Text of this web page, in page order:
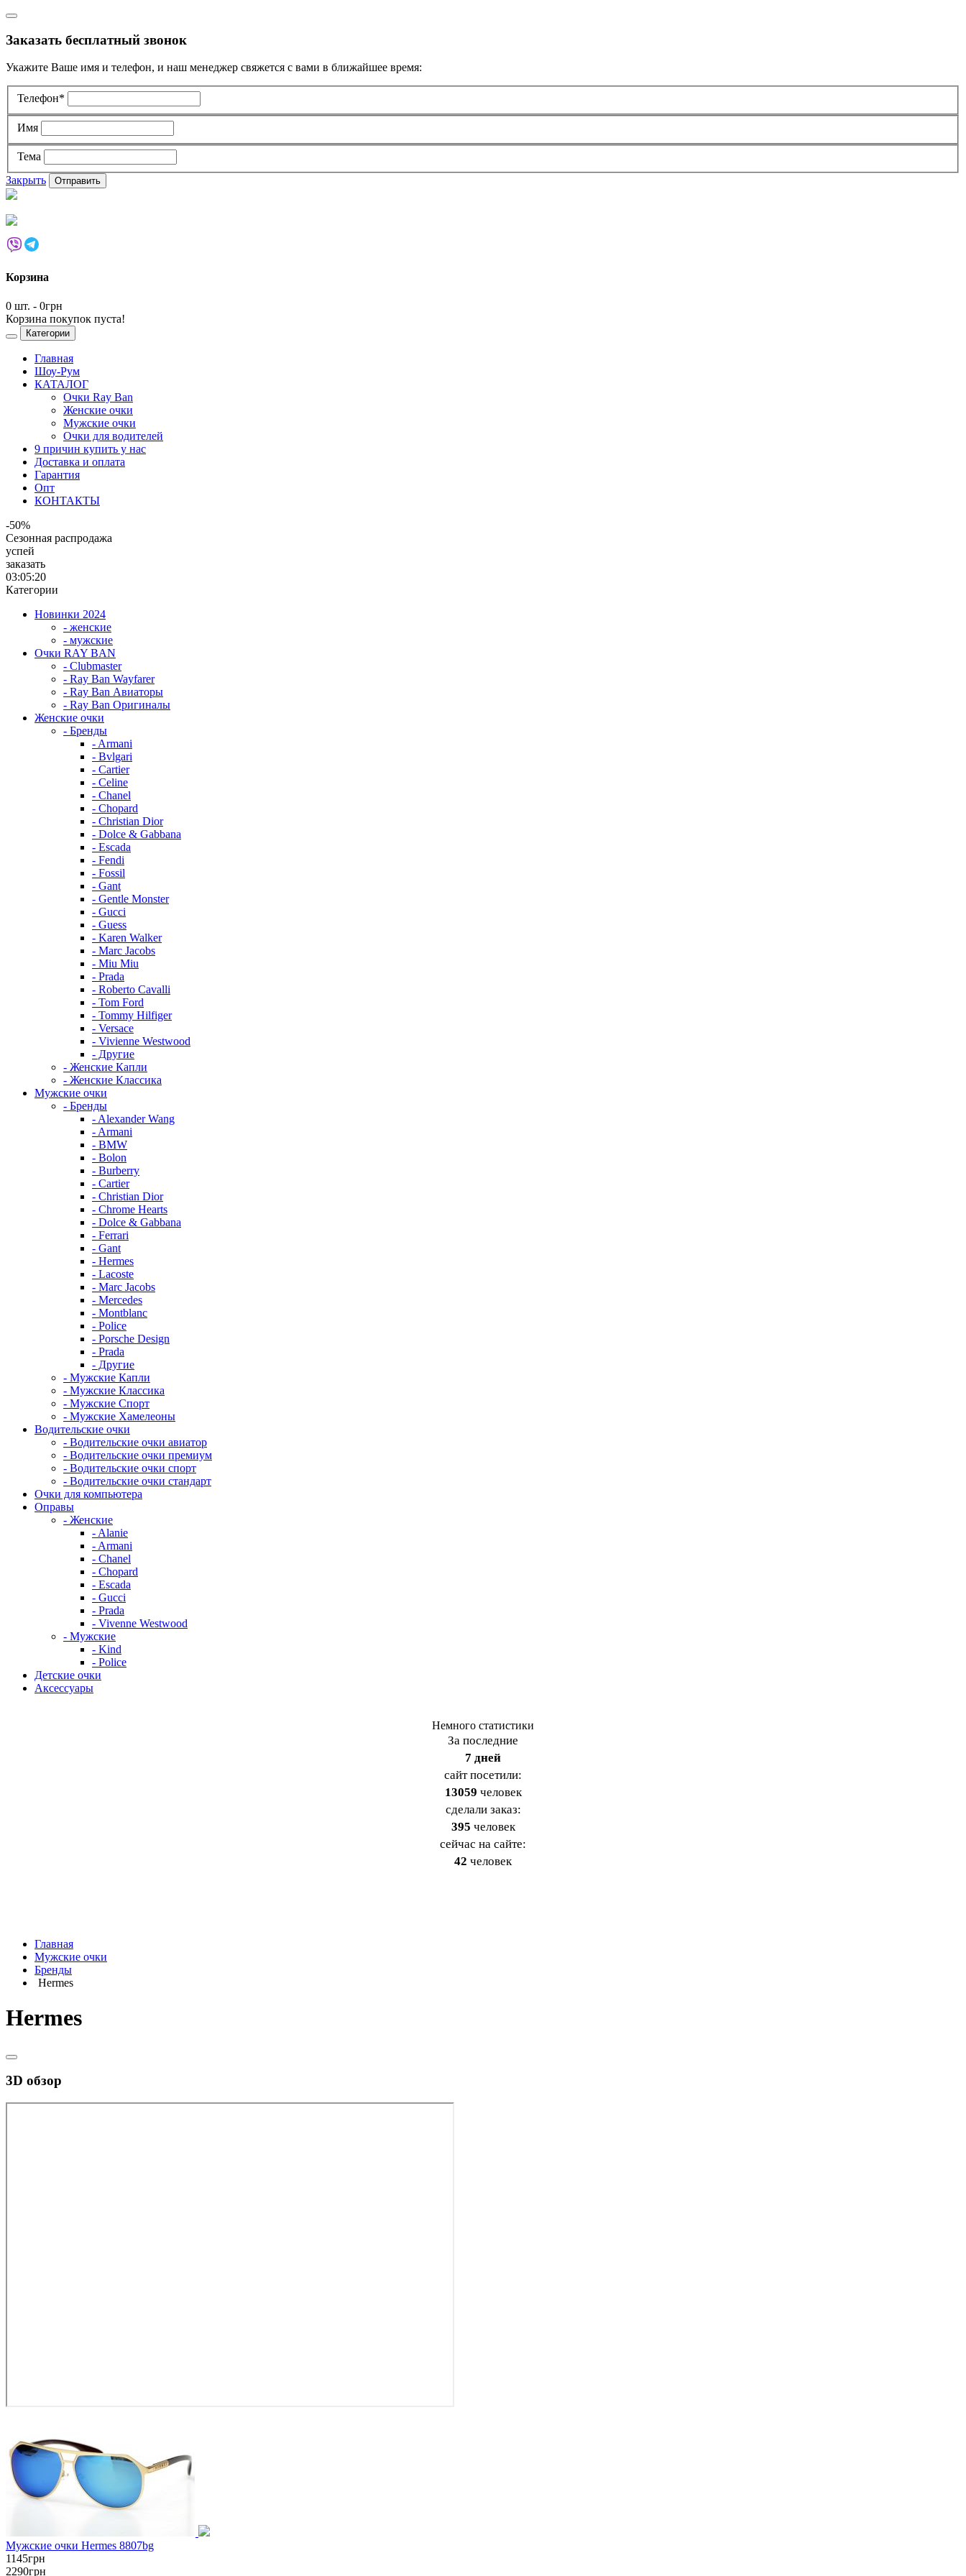
Заказать бесплатный звонок
Укажите Ваше имя и телефон, и наш менеджер свяжется с вами в ближайшее время:
Телефон*
Имя
Тема
Закрыть
Корзина
0 шт. - 0грн
Корзина покупок пуста!
Категории
Главная
Шоу-Рум
КАТАЛОГ
Очки Ray Ban
Женские очки
Мужские очки
Очки для водителей
9 причин купить у нас
Доставка и оплата
Гарантия
Опт
КОНТАКТЫ
-50%
Сезонная распродажа
успей
заказать
03:05:20
Категории
Новинки 2024
- женские
- мужские
Очки RAY BAN
- Clubmaster
- Ray Ban Wayfarer
- Ray Ban Авиаторы
- Ray Ban Оригиналы
Женские очки
- Бренды
- Armani
- Bvlgari
- Cartier
- Celine
- Chanel
- Chopard
- Christian Dior
- Dolce & Gabbana
- Escada
- Fendi
- Fossil
- Gant
- Gentle Monster
- Gucci
- Guess
- Karen Walker
- Marc Jacobs
- Miu Miu
- Prada
- Roberto Cavalli
- Tom Ford
- Tommy Hilfiger
- Versace
- Vivienne Westwood
- Другие
- Женские Капли
- Женские Классика
Мужские очки
- Бренды
- Alexander Wang
- Armani
- BMW
- Bolon
- Burberry
- Cartier
- Christian Dior
- Chrome Hearts
- Dolce & Gabbana
- Ferrari
- Gant
- Hermes
- Lacoste
- Marc Jacobs
- Mercedes
- Montblanc
- Police
- Porsche Design
- Prada
- Другие
- Мужские Капли
- Мужские Классика
- Мужские Спорт
- Мужские Хамелеоны
Водительские очки
- Водительские очки авиатор
- Водительские очки премиум
- Водительские очки спорт
- Водительские очки стандарт
Очки для компьютера
Оправы
- Женские
- Alanie
- Armani
- Chanel
- Chopard
- Escada
- Gucci
- Prada
- Vivenne Westwood
- Мужские
- Kind
- Police
Детские очки
Аксессуары
Немного статистики
За последние
7 дней
cайт посетили:
13059 человек
сделали заказ:
395 человек
сейчас на сайте:
42 человек
Главная
Мужские очки
Бренды
Hermes
Hermes
3D обзор
Мужские очки Hermes 8807bg
1145грн
2290грн